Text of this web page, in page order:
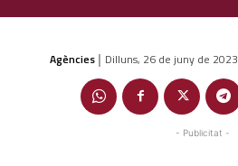
Agències | Dilluns, 26 de juny de 2023
- Publicitat -